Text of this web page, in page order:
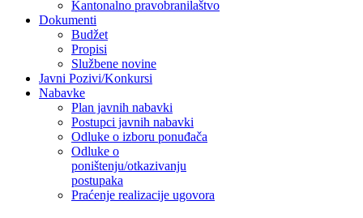
Kantonalno pravobranilaštvo
Dokumenti
Budžet
Propisi
Službene novine
Javni Pozivi/Konkursi
Nabavke
Plan javnih nabavki
Postupci javnih nabavki
Odluke o izboru ponuđača
Odluke o
poništenju/otkazivanju
postupaka
Praćenje realizacije ugovora